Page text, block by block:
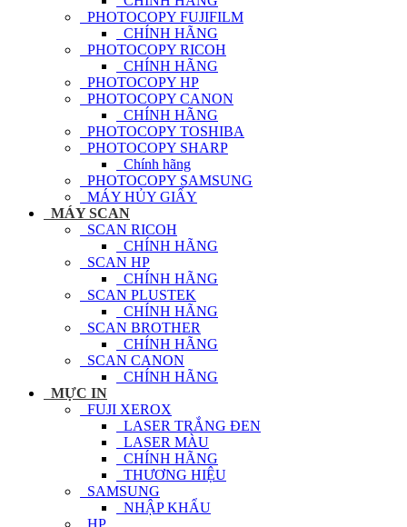
PHOTOCOPY FUJIFILM
CHÍNH HÃNG
PHOTOCOPY RICOH
CHÍNH HÃNG
PHOTOCOPY HP
PHOTOCOPY CANON
CHÍNH HÃNG
PHOTOCOPY TOSHIBA
PHOTOCOPY SHARP
Chính hãng
PHOTOCOPY SAMSUNG
MÁY HỦY GIẤY
MÁY SCAN
SCAN RICOH
CHÍNH HÃNG
SCAN HP
CHÍNH HÃNG
SCAN PLUSTEK
CHÍNH HÃNG
SCAN BROTHER
CHÍNH HÃNG
SCAN CANON
CHÍNH HÃNG
MỰC IN
FUJI XEROX
LASER TRẮNG ĐEN
LASER MÀU
CHÍNH HÃNG
THƯƠNG HIỆU
SAMSUNG
NHẬP KHẨU
HP